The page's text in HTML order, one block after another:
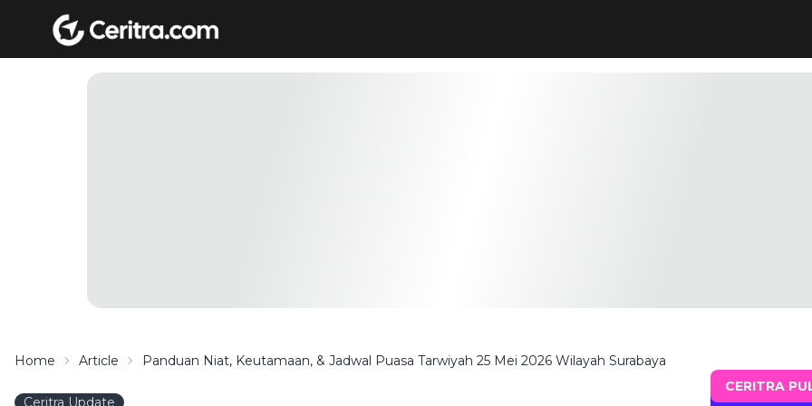
Home Article Panduan Niat, Keutamaan, & Jadwal Puasa Tarwiyah 25 Mei 2026 Wilayah Surabaya
Ceritra Update
CERITRA